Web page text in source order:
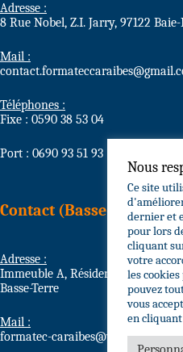
Adresse :
8 Rue Nobel, Z.I. Jarry, 97122
Mail :
Téléphones :
Fixe : 0590 38 53 04
Port : 0690 93 51 93
Contact (Basse-Terre)
Adresse :
Immeuble A, Résidence Grain
Basse-Terre
Mail :
formatec-caraibes@wanadoo.fr
Nous
Ce site
dernier et
pour lors
cliquant
votre
les
pouvez
vous
en